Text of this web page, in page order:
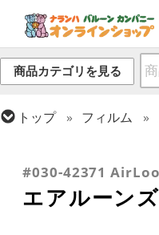
商品カテゴリを見る
トップ フィルム
エアー・スタンデ
バレンタイン
#030-42371
エアルーン